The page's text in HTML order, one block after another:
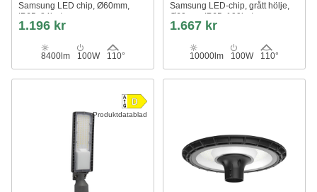
Samsung LED chip, Ø60mm,
IP65, 84lm/w
1.196 kr
8400lm 100W 110°
Samsung LED-chip, grått hölje,
Ø60mm, IP65, 100lm/w
1.667 kr
10000lm 100W 110°
Produktdatablad